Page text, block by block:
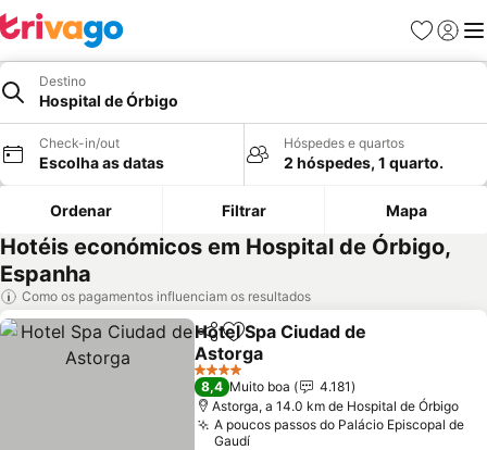
Favoritos
Iniciar
Destino
Hospital de Órbigo
Check-in/out
Escolha as datas
Hóspedes e quartos
2 hóspedes, 1 quarto.
Ordenar Filtrar Mapa
Hotéis económicos em Hospital de Órbigo,
Espanha
Como os pagamentos influenciam os resultados
PartilharAdicionar aos favoritos
Hotel Spa Ciudad de
Astorga
Ver preços
4 Estrelas
8,4 Muito boa
4.181
Astorga, a 14.0 km de Hospital de Órbigo
A poucos passos do Palácio Episcopal de
Gaudí